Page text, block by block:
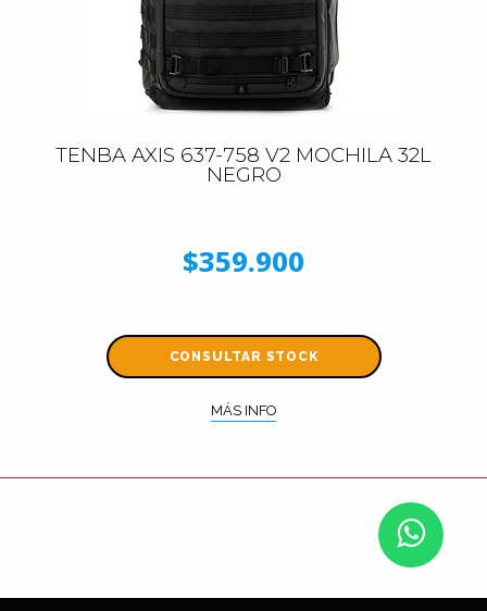
TENBA AXIS 637-758 V2 MOCHILA 32L
NEGRO
$359.900
CONSULTAR STOCK
MÁS INFO